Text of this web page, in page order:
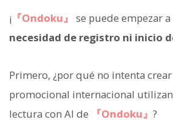
¡ 『Ondoku』 se puede empezar
necesidad de registro ni inicio
Primero, ¿por qué no intenta
promocional internacional
lectura con AI de
『Ondoku』 ?